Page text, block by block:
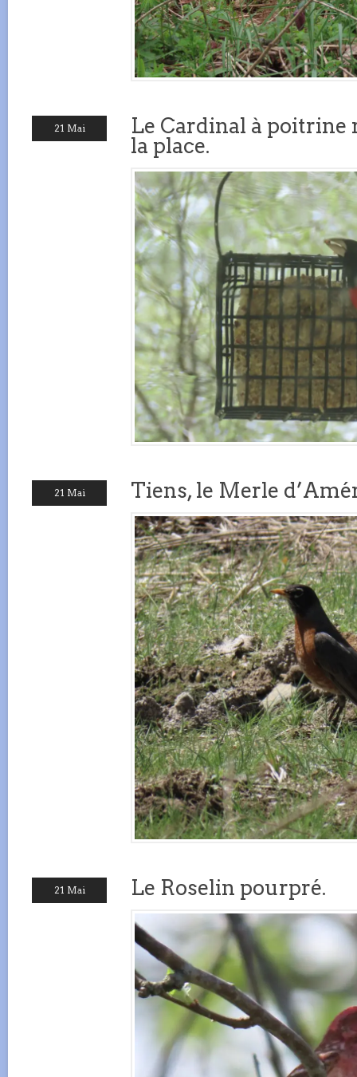
21 Mai
Le Cardinal à poitrine
la place.
21 Mai Tiens, le Merle
21 Mai Le Roselin pourpré.